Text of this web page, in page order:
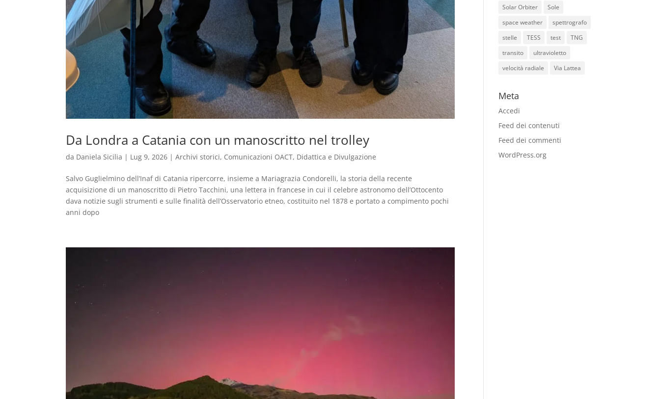
Da Londra a Catania con un manoscritto nel trolley
da Daniela Sicilia | Lug 9, 2026 |Archivi storici, Comunicazioni OACT, Didattica e Divulgazione
Salvo Guglielmino dell’Inaf di Catania ripercorre, insieme a Mariagrazia Condorelli, la storia della recente
acquisizione di un manoscritto di Pietro Tacchini, una lettera in francese in cui il celebre astronomo dell’Ottocento
dava notizie sugli strumenti e sulle finalità dell’Osservatorio etneo, costituito nel 1878 e portato a compimento pochi
anni dopo
Solar Orbiter
Sole
space weather
spettrografo
stelle
TESS test
TNG
transito
ultravioletto
velocità radiale
Via Lattea
Meta
Accedi
Feed dei contenuti
Feed dei commenti
WordPress.org